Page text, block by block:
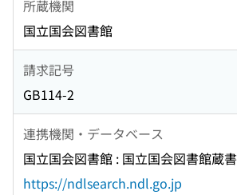
所蔵機関
国立国会図書館
請求記号
GB114-2
連携機関・データベース
国立国会図書館 : 国立国会図書館蔵書
https://ndlsearch.ndl.go.jp